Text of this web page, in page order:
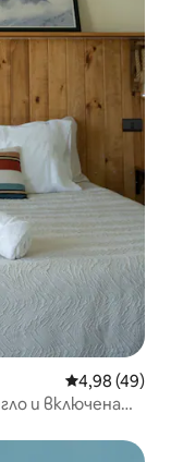
Средна
4,98 (49)
и включена